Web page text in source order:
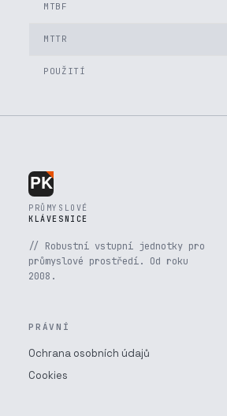
MTBF
MTTR
POUŽITÍ
PRŮMYSLOVÉ
KLÁVESNICE
// Robustní vstupní jednotky pro
průmyslové prostředí. Od roku
2008.
PRÁVNÍ
Ochrana osobních údajů
Cookies